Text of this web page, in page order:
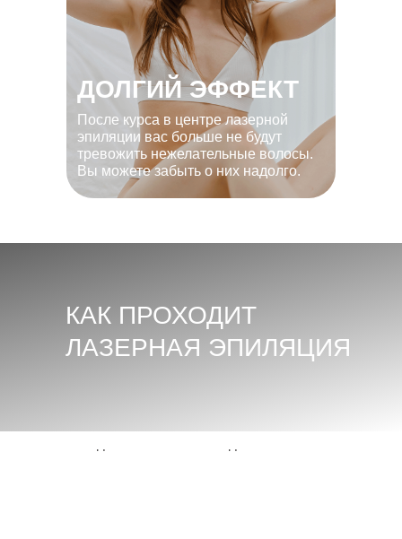
ДОЛГИЙ ЭФФЕКТ
После курса в центре лазерной
эпиляции вас больше не будут
тревожить нежелательные волосы.
Вы можете забыть о них надолго.
КАК ПРОХОДИТ
ЛАЗЕРНАЯ ЭПИЛЯЦИЯ